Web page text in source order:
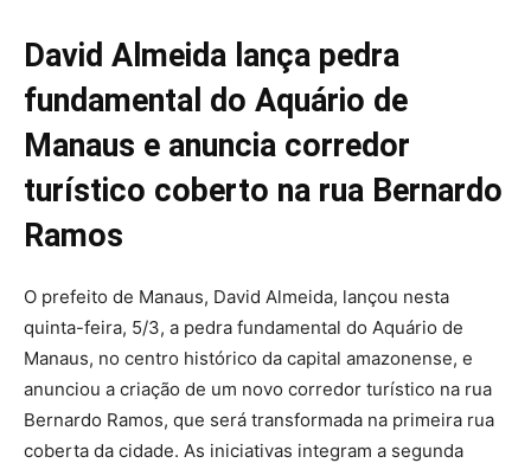
David Almeida lança pedra
fundamental do Aquário de
Manaus e anuncia corredor
turístico coberto na rua Bernardo
Ramos
O prefeito de Manaus, David Almeida, lançou nesta
quinta-feira, 5/3, a pedra fundamental do Aquário de
Manaus, no centro histórico da capital amazonense, e
anunciou a criação de um novo corredor turístico na rua
Bernardo Ramos, que será transformada na primeira rua
coberta da cidade. As iniciativas integram a segunda